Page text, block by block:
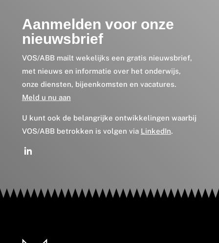
Aanmelden voor onze
nieuwsbrief
VOS/ABB mailt wekelijks een gratis nieuwsbrief,
met nieuws en informatie over het onderwijs,
onze diensten, bijeenkomsten en vacatures.
Meld u nu aan
U kunt ook de belangrijke ontwikkelingen waarbij
VOS/ABB betrokken is volgen via LinkedIn.